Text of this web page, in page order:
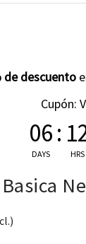
Envío impresa
Personaliza tu
de descuento
Cupón:
06
DAYS
:
HRS
de precios: